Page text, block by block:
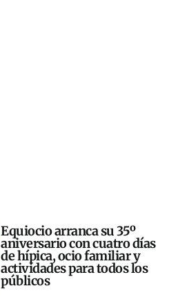
Equiocio arranca su 35º
aniversario con cuatro días
de hípica, ocio familiar y
actividades para todos los
públicos